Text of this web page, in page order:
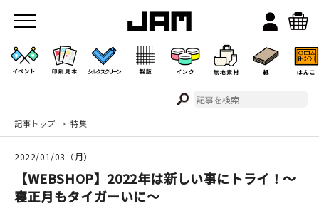
JAMのこと
お店/ワークスペース
記事トップ 特集
2022/01/03（月）
【WEBSHOP】2022年は新しい事にトライ！～
寝正月もタイガーいに～